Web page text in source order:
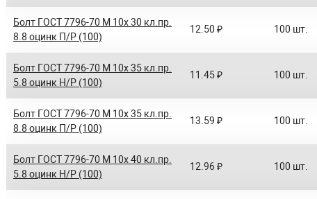
Болт ГОСТ 7796-70 M 10x 30 кл.пр.
8.8 оцинк П/Р (100)
12.50 ₽ 100 шт.
Болт ГОСТ 7796-70 M 10x 35 кл.пр.
5.8 оцинк Н/Р (100)
11.45 ₽ 100 шт.
Болт ГОСТ 7796-70 M 10x 35 кл.пр.
8.8 оцинк П/Р (100)
13.59 ₽ 100 шт.
Болт ГОСТ 7796-70 M 10x 40 кл.пр.
5.8 оцинк Н/Р (100)
12.96 ₽ 100 шт.